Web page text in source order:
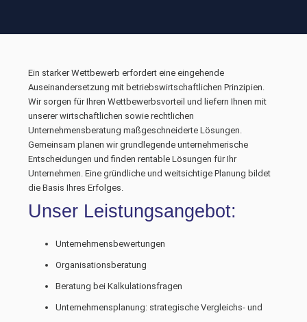
Ein starker Wettbewerb erfordert eine eingehende
Auseinandersetzung mit betriebswirtschaftlichen Prinzipien.
Wir sorgen für Ihren Wettbewerbsvorteil und liefern Ihnen mit
unserer wirtschaftlichen sowie rechtlichen
Unternehmensberatung maßgeschneiderte Lösungen.
Gemeinsam planen wir grundlegende unternehmerische
Entscheidungen und finden rentable Lösungen für Ihr
Unternehmen. Eine gründliche und weitsichtige Planung bildet
die Basis Ihres Erfolges.
Unser Leistungsangebot:
Unternehmensbewertungen
Organisationsberatung
Beratung bei Kalkulationsfragen
Unternehmensplanung: strategische Vergleichs- und